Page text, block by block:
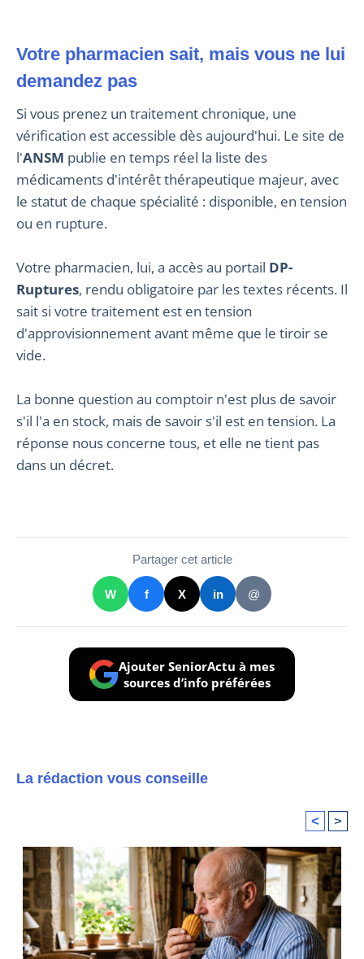
Votre pharmacien sait, mais vous ne lui
demandez pas
Si vous prenez un traitement chronique, une
vérification est accessible dès aujourd'hui. Le site de
l'ANSM publie en temps réel la liste des
médicaments d'intérêt thérapeutique majeur, avec
le statut de chaque spécialité : disponible, en tension
ou en rupture.
Votre pharmacien, lui, a accès au portail DP-
Ruptures, rendu obligatoire par les textes récents. Il
sait si votre traitement est en tension
d'approvisionnement avant même que le tiroir se
vide.
La bonne question au comptoir n'est plus de savoir
s'il l'a en stock, mais de savoir s'il est en tension. La
réponse nous concerne tous, et elle ne tient pas
dans un décret.
Partager cet article
W f X in @
Ajouter SeniorActu à mes
sources d’info préférées
La rédaction vous conseille
< >